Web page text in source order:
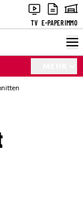
TV E-PAPERIMMO